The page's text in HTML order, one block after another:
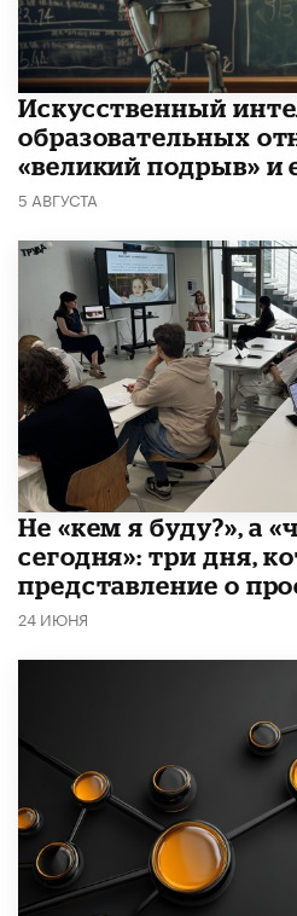
​Искусственный
образовательных
«великий подрыв» и
5 АВГУСТА
Не «кем я буду?», а
сегодня»: три дня,
представление о
24 ИЮНЯ